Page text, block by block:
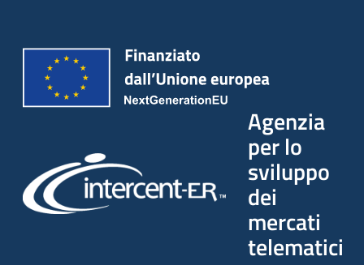
Agenzia
per lo
sviluppo
dei
mercati
telematici